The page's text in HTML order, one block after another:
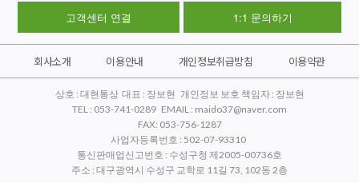
고객센터 연결 1:1 문의하기
회사소개 이용안내 개인정보취급방침 이용약관
상호 : 대현통상 대표 : 장보현 개인정보 보호 책임자 : 장보현
TEL : 053-741-0289 EMAIL : maido37@naver.com
FAX: 053-756-1287
사업자등록번호 : 502-07-93310
통신판매업신고번호 : 수성구청 제2005-00736호
주소 : 대구광역시 수성구 교학로 11길 73, 102동 2층